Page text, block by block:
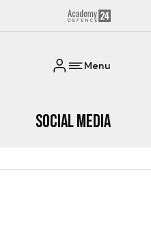
Menu
Social media